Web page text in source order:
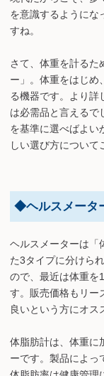
を意識するようにな
すね。
さて、体重を計るた
ー」。体重をはじめ
る機器です。より詳
は必需品と言えるで
を基準に選べばよい
しい選び方について
◆ヘルスメータ
ヘルスメーターは「
た3タイプに分けら
ので、最近は体重を
す。販売価格もリー
良いという方にオス
体脂肪計は、体重に
ーです。製品によっ